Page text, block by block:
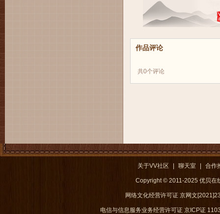
作品评论
共0个评论
关于VV社区 聊天室 合作
Copyright © 2011-2025 优贝在
网络文化经营许可证 京网文
电信与信息服务业务经营许可证 京ICP证